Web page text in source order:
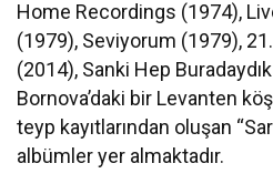
Home Recordings (1974),
(1979), Seviyorum (1979),
(2014), Sanki Hep
Bornova’daki bir Levanten
teyp kayıtlarından oluşan
albümler yer almaktadır.